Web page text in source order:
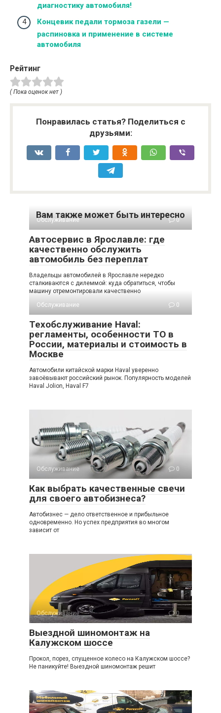
диагностику автомобиля!
Концевик педали тормоза газели —
распиновка и применение в системе
автомобиля
Рейтинг
( Пока оценок нет )
Понравилась статья? Поделиться с
друзьями:
Вам также может быть интересно
Обслуживание 0
Автосервис в Ярославле: где
качественно обслужить
автомобиль без переплат
Владельцы автомобилей в Ярославле нередко
сталкиваются с дилеммой: куда обратиться, чтобы
машину отремонтировали качественно
Обслуживание
0
Техобслуживание Haval:
регламенты, особенности ТО в
России, материалы и стоимость в
Москве
Автомобили китайской марки Haval уверенно
завоёвывают российский рынок. Популярность моделей
Haval Jolion, Haval F7
Обслуживание 0
Как выбрать качественные свечи
для своего автобизнеса?
Автобизнес — дело ответственное и прибыльное
одновременно. Но успех предприятия во многом
зависит от
Обслуживание 0
Выездной шиномонтаж на
Калужском шоссе
Прокол, порез, спущенное колесо на Калужском шоссе?
Не паникуйте! Выездной шиномонтаж решит